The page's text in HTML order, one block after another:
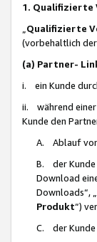
1. Qualifizierte
Qualifizierte
(vorbehaltlich
(a) Partner-
i. ein Kunde
ii. während einer
Kunde den
A. Ablauf
B. der Kunde
Download
Downloads“,
Produkt“)
C. der Kunde